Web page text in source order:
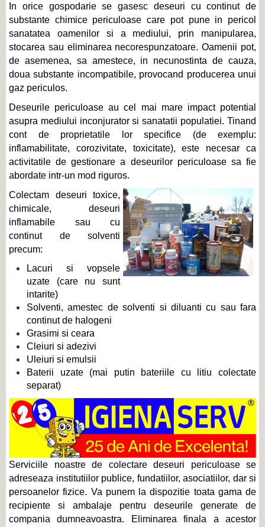
In orice gospodarie se gasesc deseuri cu continut de
substante chimice periculoase care pot pune in pericol
sanatatea oamenilor si a mediului, prin manipularea,
stocarea sau eliminarea necorespunzatoare. Oamenii pot,
de asemenea, sa amestece, in necunostinta de cauza,
doua substante incompatibile, provocand producerea unui
gaz periculos.
Deseurile periculoase au cel mai mare impact potential
asupra mediului inconjurator si sanatatii populatiei. Tinand
cont de proprietatile lor specifice (de exemplu:
inflamabilitate, corozivitate, toxicitate), este necesar ca
activitatile de gestionare a deseurilor periculoase sa fie
abordate intr-un mod riguros.
Colectam deseuri toxice,
chimicale, deseuri
inflamabile sau cu
continut de solventi
precum:
Lacuri si vopsele
uzate (care nu sunt
intarite)
Solventi, amestec de solventi si diluanti cu sau fara
continut de halogeni
Grasimi si ceara
Cleiuri si adezivi
Uleiuri si emulsii
Baterii uzate (mai putin bateriile cu litiu colectate
separat)
Serviciile noastre de colectare deseuri periculoase se
adreseaza institutiilor publice, fundatiilor, asociatiilor, dar si
persoanelor fizice. Va punem la dispozitie toata gama de
recipiente si ambalaje pentru deseurile generate de
compania dumneavoastra. Eliminarea finala a acestor